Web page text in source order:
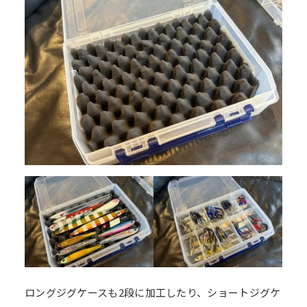
ロングジグケースも2段に加工したり、ショートジグケ